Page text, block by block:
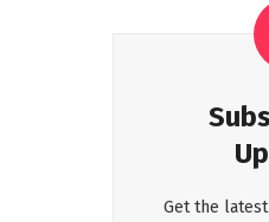
Get the